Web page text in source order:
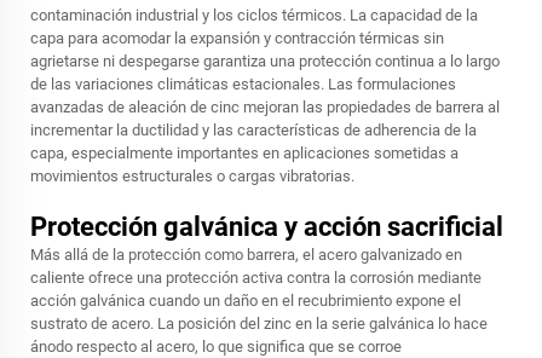
contaminación industrial y los ciclos térmicos. La capacidad de la
capa para acomodar la expansión y contracción térmicas sin
agrietarse ni despegarse garantiza una protección continua a lo largo
de las variaciones climáticas estacionales. Las formulaciones
avanzadas de aleación de cinc mejoran las propiedades de barrera al
incrementar la ductilidad y las características de adherencia de la
capa, especialmente importantes en aplicaciones sometidas a
movimientos estructurales o cargas vibratorias.
Protección galvánica y acción sacrificial
Más allá de la protección como barrera, el acero galvanizado en
caliente ofrece una protección activa contra la corrosión mediante
acción galvánica cuando un daño en el recubrimiento expone el
sustrato de acero. La posición del zinc en la serie galvánica lo hace
ánodo respecto al acero, lo que significa que se corroe